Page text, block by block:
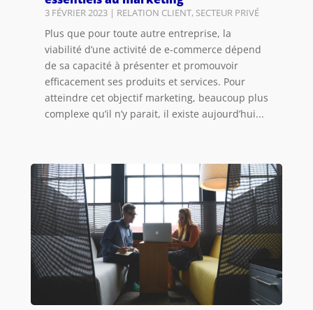
3 FÉVRIER 2023| RELATION CLIENT, SECTEUR PRIVÉ
Plus que pour toute autre entreprise, la
viabilité d’une activité de e-commerce dépend
de sa capacité à présenter et promouvoir
efficacement ses produits et services. Pour
atteindre cet objectif marketing, beaucoup plus
complexe qu’il n’y parait, il existe aujourd’hui...